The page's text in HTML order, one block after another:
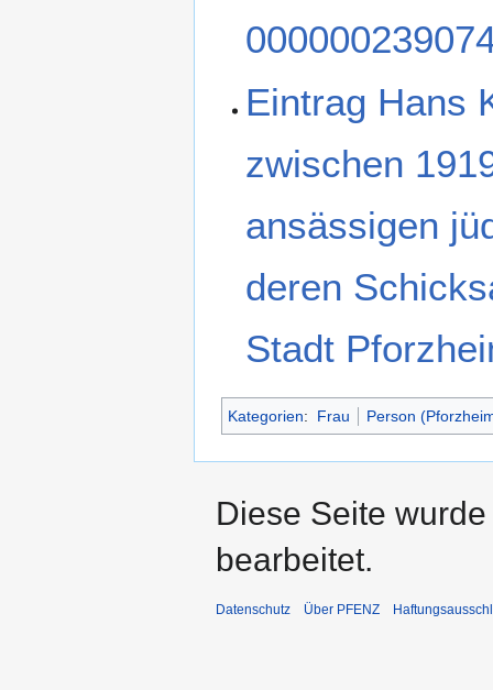
Eintrag Hans
zwischen
ansässigen
deren
Stadt
Kategorien: Frau Person
Diese Seite
bearbeitet.
Datenschutz Über PFENZ